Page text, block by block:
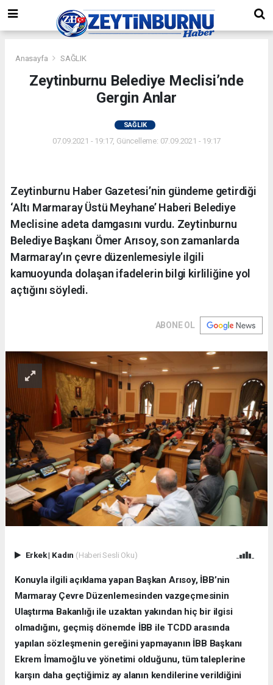
Anasayfa SAĞLIK
Zeytinburnu Belediye Meclisi’nde
Gergin Anlar
SAĞLIK
07.09.2021 - 19:17, Güncelleme: 07.09.2021 - 19:17
Zeytinburnu Haber Gazetesi’nin gündeme getirdiği
‘Altı Marmaray Üstü Meyhane’ Haberi Belediye
Meclisine adeta damgasını vurdu. Zeytinburnu
Belediye Başkanı Ömer Arısoy, son zamanlarda
Marmaray’ın çevre düzenlemesiyle ilgili
kamuoyunda dolaşan ifadelerin bilgi kirliliğine yol
açtığını söyledi.
ABONE OL
Erkek| Kadın (Haberi Sesli Oku)
Konuyla ilgili açıklama yapan Başkan Arısoy, İBB’nin
Marmaray Çevre Düzenlemesinden vazgeçmesinin
Ulaştırma Bakanlığı ile uzaktan yakından hiç bir ilgisi
olmadığını, geçmiş dönemde İBB ile TCDD arasında
yapılan sözleşmenin gereğini yapmayanın İBB Başkanı
Ekrem İmamoğlu ve yönetimi olduğunu, tüm taleplerine
karşın daha geçtiğimiz ay alanın kendilerine verildiğini